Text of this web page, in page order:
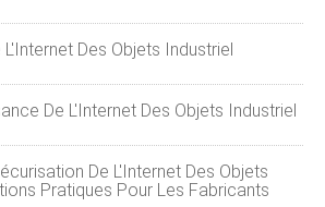
Des Objets Industriel
De L'Internet Des Objets Industriel
De L'Internet Des Objets
Pratiques Pour Les Fabricants